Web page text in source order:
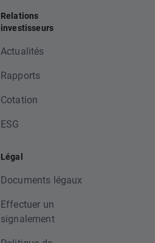
Relations
investisseurs
Actualités
Rapports
Cotation
ESG
Légal
Documents légaux
Effectuer un
signalement